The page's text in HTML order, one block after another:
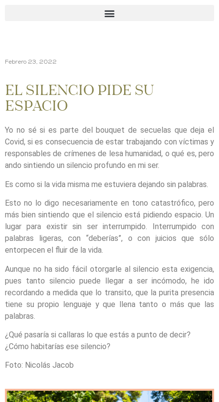
Febrero 23, 2022
EL SILENCIO PIDE SU
ESPACIO
Yo no sé si es parte del bouquet de secuelas que deja el
Covid, si es consecuencia de estar trabajando con víctimas y
responsables de crímenes de lesa humanidad, o qué es, pero
ando sintiendo un silencio profundo en mi ser.
Es como si la vida misma me estuviera dejando sin palabras.
Esto no lo digo necesariamente en tono catastrófico, pero
más bien sintiendo que el silencio está pidiendo espacio. Un
lugar para existir sin ser interrumpido. Interrumpido con
palabras ligeras, con “deberías”, o con juicios que sólo
entorpecen el fluir de la vida.
Aunque no ha sido fácil otorgarle al silencio esta exigencia,
pues tanto silencio puede llegar a ser incómodo, he ido
recordando a medida que lo transito, que la purita presencia
tiene su propio lenguaje y que llena tanto o más que las
palabras.
¿Qué pasaría si callaras lo que estás a punto de decir?
¿Cómo habitarías ese silencio?
Foto: Nicolás Jacob